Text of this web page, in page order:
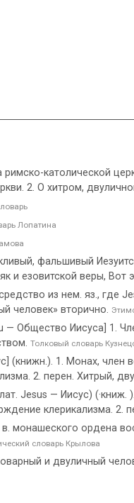
католической
2. О хитром,
Лопатина
фальшивый
и езовитской веры, Вот
из нем. яз.,
человек» вторично.
— Общество Иисуса] 1.
Толковый словарь
(книжн.). 1. Монах,
2. перен. Хитрый,
Jesus — Иисус)
клерикализма. 2.
монашеского ордена
словарь Крылова
и двуличный